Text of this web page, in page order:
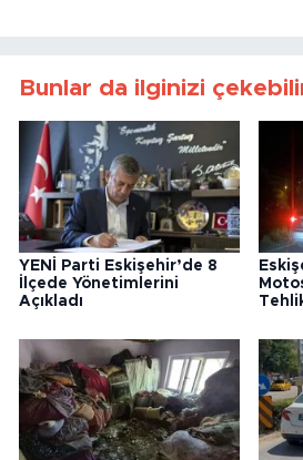
Bunlar da ilginizi
YENİ Parti Eskişehir’de 8
İlçede Yönetimlerini
Açıkladı